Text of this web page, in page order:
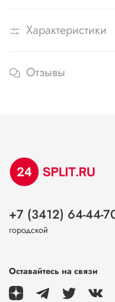
Характеристики
Отзывы
+7 (3412) 64-44-
городской
Оставайтесь на связи